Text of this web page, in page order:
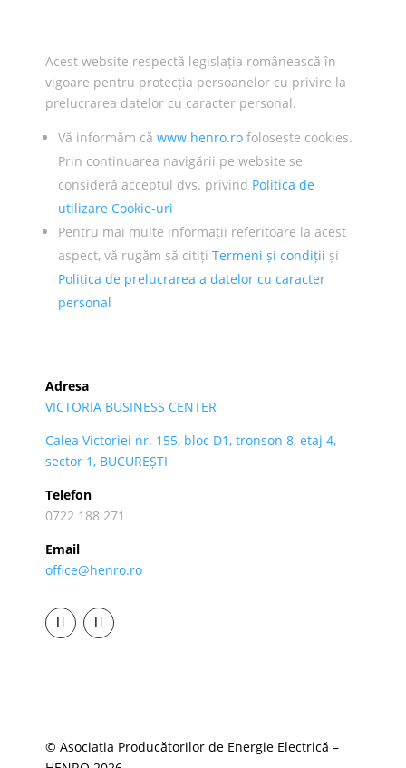
Acest website respectă legislația românească în
vigoare pentru protecția persoanelor cu privire la
prelucrarea datelor cu caracter personal.
Vă informăm că www.henro.ro folosește cookies.
Prin continuarea navigării pe website se
consideră acceptul dvs. privind Politica de
utilizare Cookie-uri
Pentru mai multe informații referitoare la acest
aspect, vă rugăm să citiți Termeni și condiții și
Politica de prelucrarea a datelor cu caracter
personal
Adresa
VICTORIA BUSINESS CENTER
Calea Victoriei nr. 155, bloc D1, tronson 8, etaj 4,
sector 1, BUCUREȘTI
Telefon
0722 188 271
Email
office@henro.ro
© Asociația Producătorilor de Energie Electrică –